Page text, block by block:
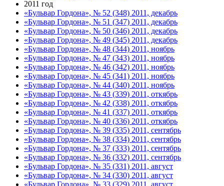
2011 год
«Бульвар Гордона», № 52 (348) 2011, декабрь
«Бульвар Гордона», № 51 (347) 2011, декабрь
«Бульвар Гордона», № 50 (346) 2011, декабрь
«Бульвар Гордона», № 49 (345) 2011, декабрь
«Бульвар Гордона», № 48 (344) 2011, ноябрь
«Бульвар Гордона», № 47 (343) 2011, ноябрь
«Бульвар Гордона», № 46 (342) 2011, ноябрь
«Бульвар Гордона», № 45 (341) 2011, ноябрь
«Бульвар Гордона», № 44 (340) 2011, ноябрь
«Бульвар Гордона», № 43 (339) 2011, откябрь
«Бульвар Гордона», № 42 (338) 2011, откябрь
«Бульвар Гордона», № 41 (337) 2011, откябрь
«Бульвар Гордона», № 40 (336) 2011, откябрь
«Бульвар Гордона», № 39 (335) 2011, сентябрь
«Бульвар Гордона», № 38 (334) 2011, сентябрь
«Бульвар Гордона», № 37 (333) 2011, сентябрь
«Бульвар Гордона», № 36 (332) 2011, сентябрь
«Бульвар Гордона», № 35 (331) 2011, август
«Бульвар Гордона», № 34 (330) 2011, август
«Бульвар Гордона», № 33 (329) 2011, август